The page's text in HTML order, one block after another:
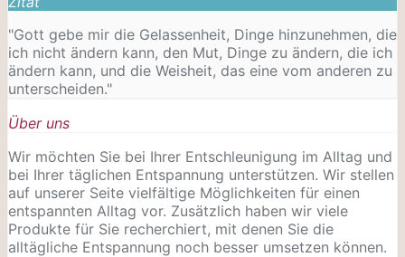
"Gott gebe mir die Gelassenheit, Dinge hinzunehmen, die
ich nicht ändern kann, den Mut, Dinge zu ändern, die ich
ändern kann, und die Weisheit, das eine vom anderen zu
unterscheiden."
Über uns
Wir möchten Sie bei Ihrer Entschleunigung im Alltag und
bei Ihrer täglichen Entspannung unterstützen. Wir stellen
auf unserer Seite vielfältige Möglichkeiten für einen
entspannten Alltag vor. Zusätzlich haben wir viele
Produkte für Sie recherchiert, mit denen Sie die
alltägliche Entspannung noch besser umsetzen können.